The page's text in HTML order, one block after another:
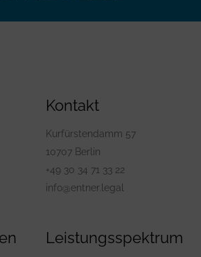
Kontakt
Kurfürstendamm 57
10707 Berlin
+49 30 34 71 33 22
info@entner.legal
Leistungsspektrum